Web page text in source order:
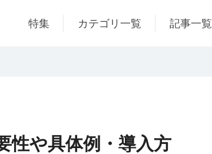
特集 カテゴリ一覧 記事一覧
性や具体例・導入方